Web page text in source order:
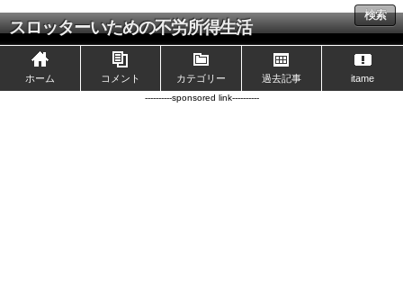
スロッターいための不労所得生活
検索
ホーム コメント カテゴリー 過去記事 itame
----------sponsored link----------